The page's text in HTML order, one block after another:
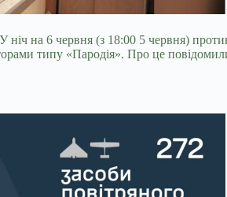
ніч на 6 червня (з 18:00 5 червня)
типу «Пародія». Про це